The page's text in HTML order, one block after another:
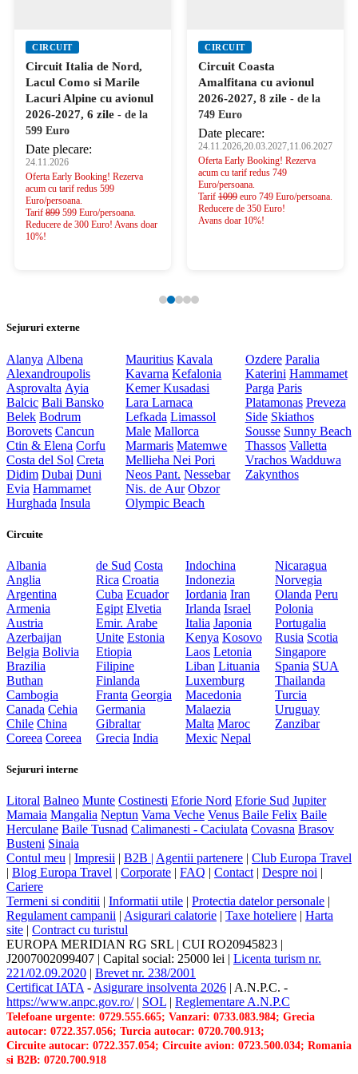
CIRCUIT
Circuit Italia de Nord,
Lacul Como si Marile
Lacuri Alpine cu avionul
2026-2027, 6 zile - de la
599 Euro
Date plecare:
24.11.2026
Oferta Early Booking! Rezerva
acum cu tarif redus 599
Euro/persoana.
Tarif 899 599 Euro/persoana.
Reducere de 300 Euro! Avans doar
10%!
CIRCUIT
Circuit Coasta
Amalfitana cu avionul
2026-2027, 8 zile - de la
749 Euro
Date plecare:
24.11.2026,20.03.2027,11.06.2027
Oferta Early Booking! Rezerva
acum cu tarif redus 749
Euro/persoana.
Tarif 1099 euro 749 Euro/persoana.
Reducere de 350 Euro!
Avans doar 10%!
Sejururi externe
Alanya Albena
Alexandroupolis
Asprovalta Ayia
Balcic Bali Bansko
Belek Bodrum
Borovets Cancun
Ctin & Elena Corfu
Costa del Sol Creta
Didim Dubai Duni
Evia Hammamet
Hurghada Insula
Mauritius Kavala
Kavarna Kefalonia
KemerKusadasi
LaraLarnaca
Lefkada Limassol
Male Mallorca
Marmaris Matemwe
MelliehaNei Pori
Neos Pant. Nessebar
Nis. de Aur Obzor
Olympic Beach
Ozdere Paralia
Katerini Hammamet
Parga Paris
Platamonas Preveza
Side Skiathos
Sousse Sunny Beach
Thassos Valletta
Vrachos Wadduwa
Zakynthos
Circuite
Albania
Anglia
Argentina
Armenia
Austria
Azerbaijan
Belgia Bolivia
Brazilia
Buthan
Cambogia
Canada Cehia
Chile China
Coreea Coreea
de Sud Costa
Rica Croatia
Cuba Ecuador
Egipt Elvetia
Emir. Arabe
Unite Estonia
Etiopia
Filipine
Finlanda
Franta Georgia
Germania
Gibraltar
Grecia India
Indochina
Indonezia
Iordania Iran
Irlanda Israel
Italia Japonia
Kenya Kosovo
Laos Letonia
Liban Lituania
Luxemburg
Macedonia
Malaezia
Malta Maroc
Mexic Nepal
Nicaragua
Norvegia
Olanda Peru
Polonia
Portugalia
Rusia Scotia
Singapore
Spania SUA
Thailanda
Turcia
Uruguay
Zanzibar
Sejururi interne
Litoral Balneo Munte Costinesti Eforie Nord Eforie Sud Jupiter
Mamaia Mangalia Neptun Vama Veche Venus Baile Felix Baile
Herculane Baile Tusnad Calimanesti - Caciulata Covasna Brasov
Busteni Sinaia
Contul meu | Impresii | B2B | Agentii partenere | Club Europa Travel
| Blog Europa Travel | Corporate | FAQ | Contact | Despre noi |
Cariere
Termeni si conditii | Informatii utile | Protectia datelor personale |
Regulament campanii | Asigurari calatorie | Taxe hoteliere | Harta
site | Contract cu turistul
EUROPA MERIDIAN RG SRL | CUI RO20945823 |
J2007002099407 | Capital social: 25000 lei | Licenta turism nr.
221/02.09.2020 | Brevet nr. 238/2001
Certificat IATA - Asigurare insolventa 2026 | A.N.P.C. -
https://www.anpc.gov.ro/| SOL | Reglementare A.N.P.C
Telefoane urgente: 0729.555.665; Vanzari: 0733.083.984; Grecia
autocar: 0722.357.056; Turcia autocar: 0720.700.913;
Circuite autocar: 0722.357.054; Circuite avion: 0723.500.034; Romania
si B2B: 0720.700.918